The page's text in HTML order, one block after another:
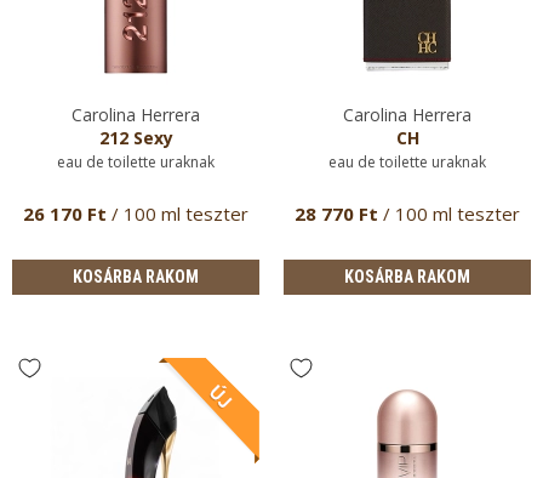
Carolina Herrera
212 Sexy
eau de toilette uraknak
26 170 Ft / 100 ml teszter
KOSÁRBA RAKOM
Carolina Herrera
CH
eau de toilette uraknak
28 770 Ft / 100 ml teszter
KOSÁRBA RAKOM